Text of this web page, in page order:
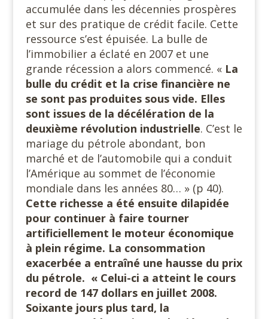
accumulée dans les décennies prospères
et sur des pratique de crédit facile. Cette
ressource s’est épuisée. La bulle de
l’immobilier a éclaté en 2007 et une
grande récession a alors commencé. « La
bulle du crédit et la crise financière ne
se sont pas produites sous vide. Elles
sont issues de la décélération de la
deuxième révolution industrielle. C’est le
mariage du pétrole abondant, bon
marché et de l’automobile qui a conduit
l’Amérique au sommet de l’économie
mondiale dans les années 80… » (p 40).
Cette richesse a été ensuite dilapidée
pour continuer à faire tourner
artificiellement le moteur économique
à plein régime. La consommation
exacerbée a entraîné une hausse du prix
du pétrole. « Celui-ci a atteint le cours
record de 147 dollars en juillet 2008.
Soixante jours plus tard, la